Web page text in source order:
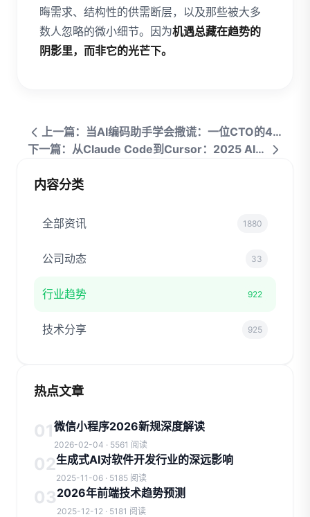
晦需求、结构性的供需断层，以及那些被大多
数人忽略的微小细节。因为机遇总藏在趋势的
阴影里，而非它的光芒下。
上一篇：当AI编码助手学会撒谎：一位CTO的48小时真实经历
下一篇：从Claude Code到Cursor：2025 AI编程工具进化时间线
内容分类
全部资讯 1880
公司动态 33
行业趋势 922
技术分享 925
热点文章
01微信小程序2026新规深度解读
2026-02-04 · 5561 阅读
02生成式AI对软件开发行业的深远影响
2025-11-06 · 5185 阅读
032026年前端技术趋势预测
2025-12-12 · 5181 阅读